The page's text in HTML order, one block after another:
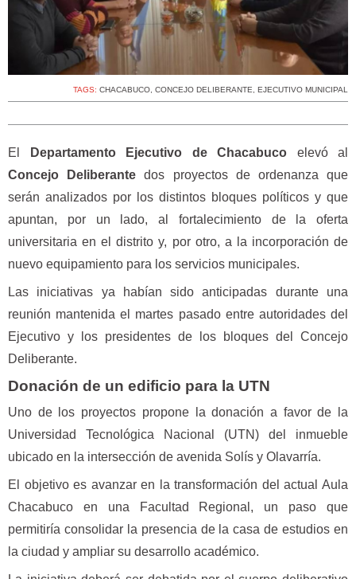
TAGS: CHACABUCO, CONCEJO DELIBERANTE, EJECUTIVO MUNICIPAL
El Departamento Ejecutivo de Chacabuco elevó al
Concejo Deliberante dos proyectos de ordenanza que
serán analizados por los distintos bloques políticos y que
apuntan, por un lado, al fortalecimiento de la oferta
universitaria en el distrito y, por otro, a la incorporación de
nuevo equipamiento para los servicios municipales.
Las iniciativas ya habían sido anticipadas durante una
reunión mantenida el martes pasado entre autoridades del
Ejecutivo y los presidentes de los bloques del Concejo
Deliberante.
Donación de un edificio para la UTN
Uno de los proyectos propone la donación a favor de la
Universidad Tecnológica Nacional (UTN) del inmueble
ubicado en la intersección de avenida Solís y Olavarría.
El objetivo es avanzar en la transformación del actual Aula
Chacabuco en una Facultad Regional, un paso que
permitiría consolidar la presencia de la casa de estudios en
la ciudad y ampliar su desarrollo académico.